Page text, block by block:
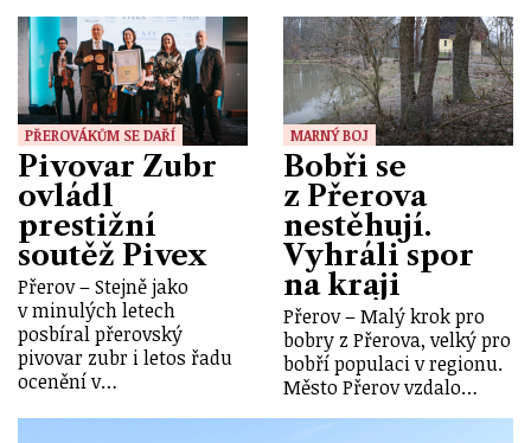
PŘEROVÁKŮM SE DAŘÍ
Pivovar Zubr
ovládl
prestižní
soutěž Pivex
Přerov – Stejně jako
v minulých letech
posbíral přerovský
pivovar zubr i letos řadu
ocenění v…
MARNÝ BOJ
Bobři se
z Přerova
nestěhují.
Vyhráli spor
na kraji
Přerov – Malý krok pro
bobry z Přerova, velký pro
bobří populaci v regionu.
Město Přerov vzdalo…